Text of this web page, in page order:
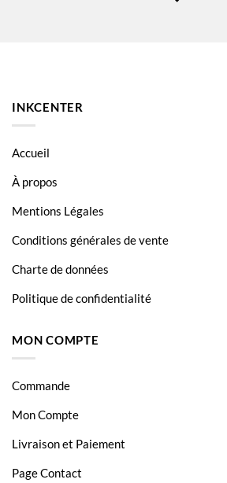
INKCENTER
Accueil
À propos
Mentions Légales
Conditions générales de vente
Charte de données
Politique de confidentialité
MON COMPTE
Commande
Mon Compte
Livraison et Paiement
Page Contact